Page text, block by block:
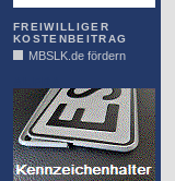
FREIWILLIGER
KOSTENBEITRAG
MBSLK.de fördern